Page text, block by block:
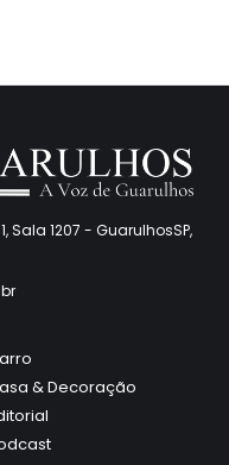
Sala 1207 - GuarulhosSP,
& Decoração